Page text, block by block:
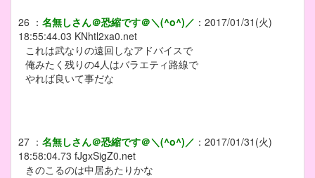
26 ： 名無しさん＠恐縮です＠＼(^o^)／ ： 2017/01/31(火)
18:55:44.03 KNhtl2xa0.net
これは武なりの遠回しなアドバイスで
俺みたく残りの4人はバラエティ路線で
やれば良いて事だな
27 ： 名無しさん＠恐縮です＠＼(^o^)／ ： 2017/01/31(火)
18:58:04.73 fJgxSigZ0.net
きのこるのは中居あたりかな